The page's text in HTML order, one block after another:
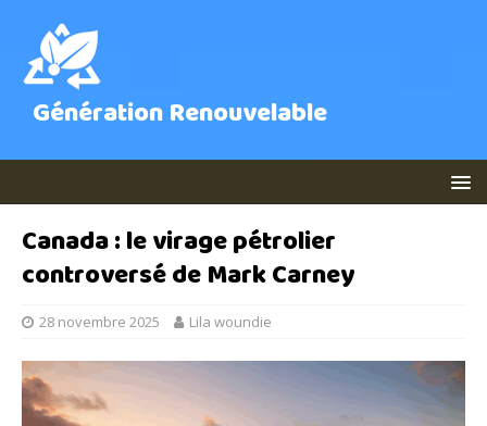
Génération Renouvelable
Canada : le virage pétrolier
controversé de Mark Carney
28 novembre 2025 Lila woundie